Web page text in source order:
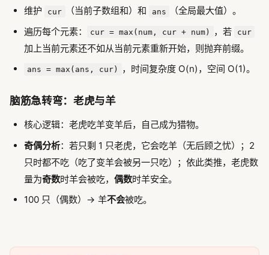
维护 cur （当前子数组和）和 ans
（全局最大值）。
遍历每个元素：
cur = max(num, cur + num) ，若 cur
加上当前元素还不如从当前元素重新开始，则抛弃前缀。
ans = max(ans, cur) ，时间复杂度 O(n)，空间 O(1)。
脑筋急转弯：老虎与羊
核心逻辑：老虎吃羊变羊后，自己成为猎物。
奇偶分析：若只剩 1 只老虎，它会吃羊（无后顾之忧）；2
只时都不吃（吃了变羊会被另一只吃）；依此类推，老虎数
量为奇数时羊会被吃， 偶数时羊安全。
100 只（偶数）→ 羊不会被吃。